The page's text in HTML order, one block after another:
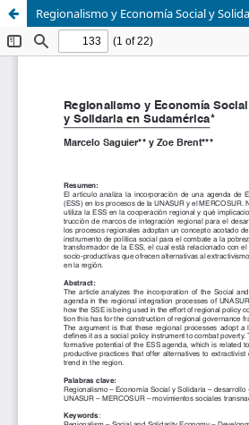
Regionalismo y Economía Social y